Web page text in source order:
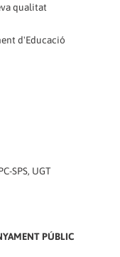
qualitat
d'Educació
SPS, UGT
PÚBLIC